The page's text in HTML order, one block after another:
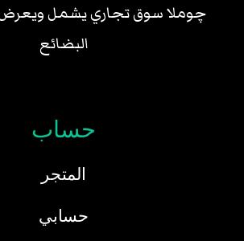
چوملا سوق تجاري يشمل
البضائع
حساب
المتجر
حسابي